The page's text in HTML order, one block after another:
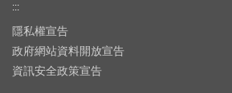
:::
隱私權宣告
政府網站資料開放宣告
資訊安全政策宣告